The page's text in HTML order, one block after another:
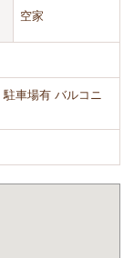
空家
駐車場有 バルコニ